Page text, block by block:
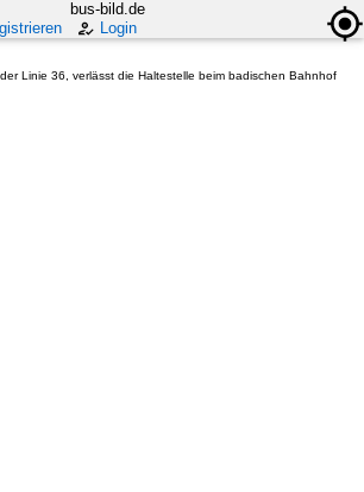
bus-bild.de
Login
Linie 36, verlässt die Haltestelle beim badischen Bahnhof